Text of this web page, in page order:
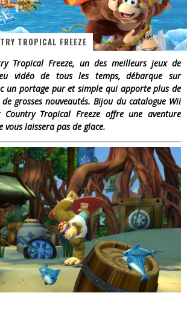
« MOFUSAND / Parler Japonais » – Des Expressions Pratiques !
« Dr Wertham / L’homme qui étudia les tueurs en série » - Un Métier à Risque !
Assassin's Creed Black Flag Resynced
« Le Vent dand les Saules » - Une Belle Histoire !
« Damn Them All » - Un duo de Choc !
Yoshi and the mysterious book
« WOLF-MAN / Integrale Tomes 1 et 2 » - Cruelle Vengeance !
TROPICAL FREEZE
Tropical Freeze, un des meilleurs jeux de
vidéo de tous les temps, débarque sur
un portage pur et simple qui apporte plus de
grosses nouveautés. Bijou du catalogue Wii
Country Tropical Freeze offre une aventure
vous laissera pas de glace.